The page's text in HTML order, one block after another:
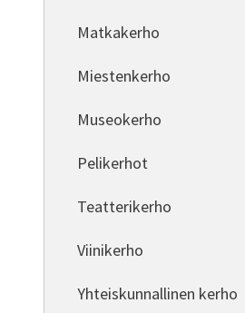
Matkakerho
Miestenkerho
Museokerho
Pelikerhot
Teatterikerho
Viinikerho
Yhteiskunnallinen kerho